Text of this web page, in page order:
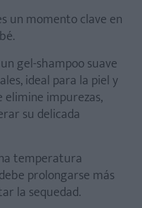
un momento clave en
gel-shampoo suave
ideal para la piel y
elimine impurezas,
su delicada
temperatura
prolongarse más
la sequedad.